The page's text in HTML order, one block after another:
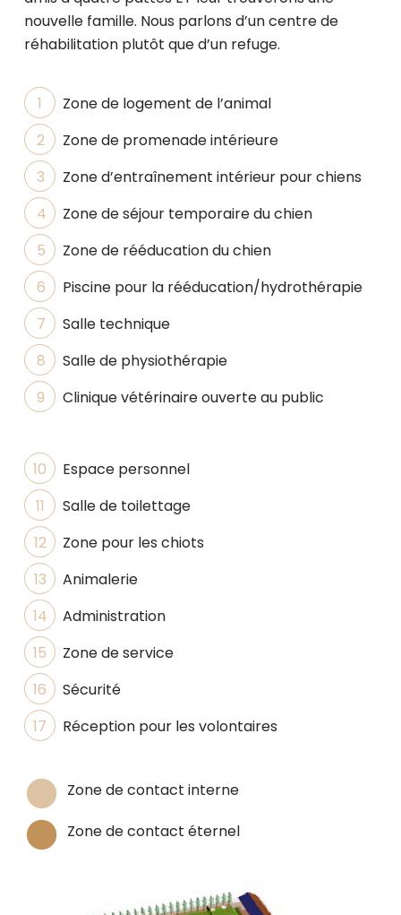
nouvelle famille. Nous parlons d’un centre de
réhabilitation plutôt que d’un refuge.
Zone de logement de l’animal
Zone de promenade intérieure
Zone d’entraînement intérieur pour chiens
Zone de séjour temporaire du chien
Zone de rééducation du chien
Piscine pour la rééducation/hydrothérapie
Salle technique
Salle de physiothérapie
Clinique vétérinaire ouverte au public
Espace personnel
Salle de toilettage
Zone pour les chiots
Animalerie
Administration
Zone de service
Sécurité
Réception pour les volontaires

 Zone de contact interne

 Zone de contact éternel